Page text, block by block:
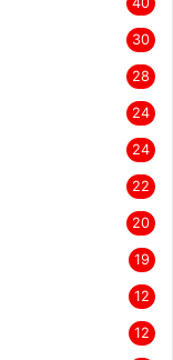
30
28
24
24
22
20
19
12
12